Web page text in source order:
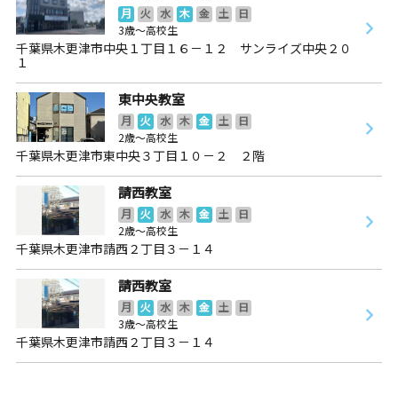
月 火 水 木 金 土
日
3歳～高校生
千葉県木更津市中央１丁目１６－１２ サンライズ中央２０
１
東中央教室
月 火 水 木 金 土
日
2歳～高校生
千葉県木更津市東中央３丁目１０－２ ２階
請西教室
月 火 水 木 金 土
日
2歳～高校生
千葉県木更津市請西２丁目３－１４
請西教室
月 火 水 木 金 土
日
3歳～高校生
千葉県木更津市請西２丁目３－１４